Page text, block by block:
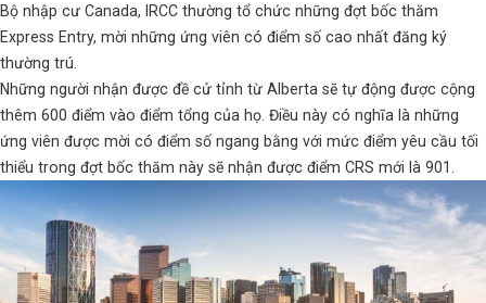
Bộ nhập cư Canada, IRCC thường tổ chức những đợt bốc thăm
Express Entry, mời những ứng viên có điểm số cao nhất đăng ký
thường trú.
Những người nhận được đề cử tỉnh từ Alberta sẽ tự động được cộng
thêm 600 điểm vào điểm tổng của họ. Điều này có nghĩa là những
ứng viên được mời có điểm số ngang bằng với mức điểm yêu cầu tối
thiểu trong đợt bốc thăm này sẽ nhận được điểm CRS mới là 901.